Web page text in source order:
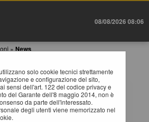
08/08/2026 08:06
» News
solo cookie tecnici strettamente
e configurazione del sito,
sensi dell'art. 122 del codice privacy e
del Garante dell'8 maggio 2014, non è
da parte dell'interessato.
degli utenti viene memorizzato nel
comunicazioni pubblicate nel portale negli
I dati di dettaglio delle procedure
comunicazioni sono consultabili
il collegamento "Visualizza Scheda".